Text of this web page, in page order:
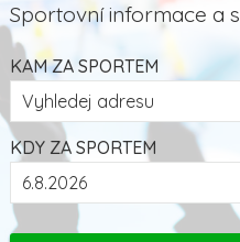
Sportovní informace a
KAM ZA SPORTEM
KDY ZA SPORTEM